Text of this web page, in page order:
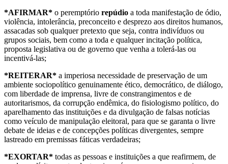
*AFIRMAR* o peremptório repúdio a toda manifestação de ódio,
violência, intolerância, preconceito e desprezo aos direitos humanos,
assacadas sob qualquer pretexto que seja, contra indivíduos ou
grupos sociais, bem como a toda e qualquer incitação política,
proposta legislativa ou de governo que venha a tolerá-las ou
incentivá-las;
*REITERAR* a imperiosa necessidade de preservação de um
ambiente sociopolítico genuinamente ético, democrático, de diálogo,
com liberdade de imprensa, livre de constrangimentos e de
autoritarismos, da corrupção endêmica, do fisiologismo político, do
aparelhamento das instituições e da divulgação de falsas notícias
como veículo de manipulação eleitoral, para que se garanta o livre
debate de ideias e de concepções políticas divergentes, sempre
lastreado em premissas fáticas verdadeiras;
*EXORTAR* todas as pessoas e instituições a que reafirmem, de